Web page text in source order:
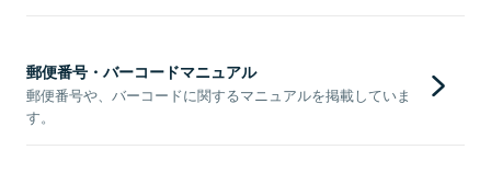
郵便番号・バーコードマニュアル
郵便番号や、バーコードに関するマニュアルを掲載していま
す。